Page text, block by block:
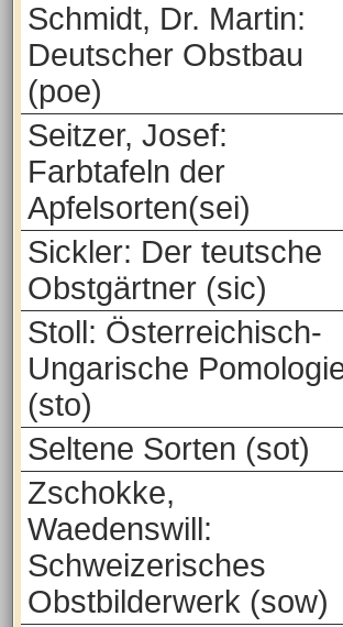
Schmidt, Dr. Martin:
Deutscher Obstbau
(poe)
Seitzer, Josef:
Farbtafeln der
Apfelsorten(sei)
Sickler: Der teutsche
Obstgärtner (sic)
Stoll: Österreichisch-
Ungarische
(sto)
Seltene Sorten (sot)
Zschokke,
Waedenswill:
Schweizerisches
Obstbilderwerk (sow)